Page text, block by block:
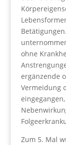
ohne
ergänzende
Vermeidung
Zum 5. Mal